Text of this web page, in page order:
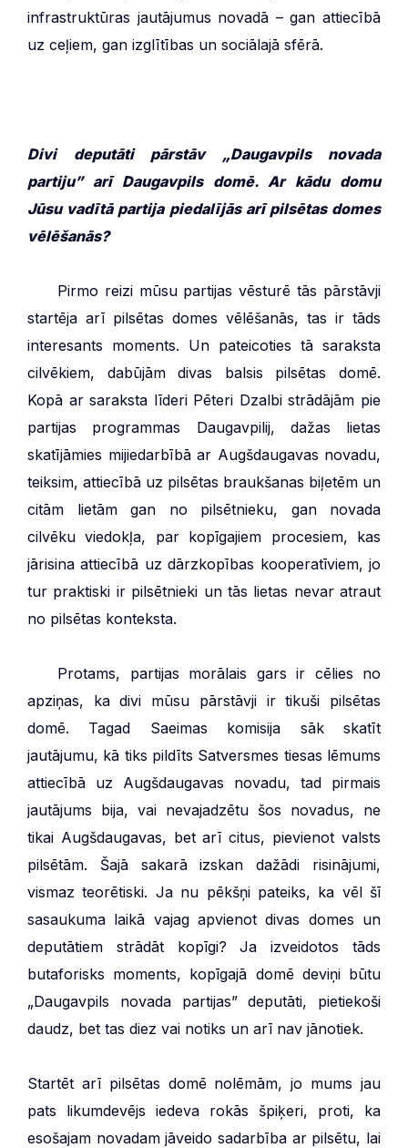
infrastruktūras jautājumus novadā – gan attiecībā
uz ceļiem, gan izglītības un sociālajā sfērā.
Divi deputāti pārstāv „Daugavpils novada
partiju” arī Daugavpils domē. Ar kādu domu
Jūsu vadītā partija piedalījās arī pilsētas domes
vēlēšanās?
Pirmo reizi mūsu partijas vēsturē tās pārstāvji
startēja arī pilsētas domes vēlēšanās, tas ir tāds
interesants moments. Un pateicoties tā saraksta
cilvēkiem, dabūjām divas balsis pilsētas domē.
Kopā ar saraksta līderi Pēteri Dzalbi strādājām pie
partijas programmas Daugavpilij, dažas lietas
skatījāmies mijiedarbībā ar Augšdaugavas novadu,
teiksim, attiecībā uz pilsētas braukšanas biļetēm un
citām lietām gan no pilsētnieku, gan novada
cilvēku viedokļa, par kopīgajiem procesiem, kas
jārisina attiecībā uz dārzkopības kooperatīviem, jo
tur praktiski ir pilsētnieki un tās lietas nevar atraut
no pilsētas konteksta.
Protams, partijas morālais gars ir cēlies no
apziņas, ka divi mūsu pārstāvji ir tikuši pilsētas
domē. Tagad Saeimas komisija sāk skatīt
jautājumu, kā tiks pildīts Satversmes tiesas lēmums
attiecībā uz Augšdaugavas novadu, tad pirmais
jautājums bija, vai nevajadzētu šos novadus, ne
tikai Augšdaugavas, bet arī citus, pievienot valsts
pilsētām. Šajā sakarā izskan dažādi risinājumi,
vismaz teorētiski. Ja nu pēkšņi pateiks, ka vēl šī
sasaukuma laikā vajag apvienot divas domes un
deputātiem strādāt kopīgi? Ja izveidotos tāds
butaforisks moments, kopīgajā domē deviņi būtu
„Daugavpils novada partijas” deputāti, pietiekoši
daudz, bet tas diez vai notiks un arī nav jānotiek.
Startēt arī pilsētas domē nolēmām, jo mums jau
pats likumdevējs iedeva rokās špiķeri, proti, ka
esošajam novadam jāveido sadarbība ar pilsētu, lai